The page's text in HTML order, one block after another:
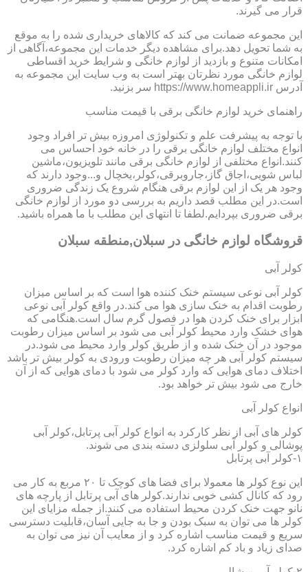
قرار می گیرند.
این مجموعه ضمانت می کند که کالاهای خریداری شده را به موقع
به شما تحویل دهد.برای مشاهده دیگر خدمات این مجموعه،آگاهی از
امکانات متنوع و بازدید از لوازم خانگی و شرایط خرید اقساطی
لوازم خانگی مورد نظرتان بهتر است به وب سایت این مجموعه به
آدرس https://www.homeappli.ir سر بزنید.
راهنمای خرید لوازم خانگی برقی با قیمت مناسب
با توجه به پیشرفت علم و تکنولوژی امروزه بیش تر افراد وجود
انواع مختلف لوازم خانگی برقی را در خانه خود احساس می
کنند.انواع مختلفی از لوازم خانگی برقی مانند تلویزیون،ماشین
لباس شویی،اجاق گاز،جاروبرقی،کولر،یخچال و...وجود دارند که
وجود هر یک از این لوازم برقی هنگام شروع یک زندگی ضروری
است.در این مطلب قصد داریم به بررسی دو مورد از لوازم خانگی
برقی ضروری بپردایم.لطفا تا انتهای این مطلب با ما همراه باشید.
قروشگاه لوازم خانگی در سبلان,منطقه سبلان
کولر آبی
کولر آبی نوعی سیستم خنک کننده هوا است که بر اساس میزان
رطوبت اقدام به خنک سازی هوا می کند.در واقع کولر آبی نوعی
ابزار برای خنک کردن هوا در فصول گرم سال است.هنگامی که
هوای خشک وارد محیط کولر آبی می شود بر اساس میزان رطوبت
موجود در آن خنک شده و از طریق کولر وارد محیط می شود.در
سیستم کولر آبی هر چه میزان رطوبت ورودی به کولر بیش تر باشد
اختلاف دمای هوایی که وارد کولر می شود با دمای هوایی که از آن
خارج می شود بیش تر خواهد بود.
انواع کولر آبی
کولر های آبی از نظر کارکرد به انواع کولر آبی پرتابل،کولر آبی
پوشالی و کولر آبی سلولزی دسته بندی می شوند.
۱-کولر آبی پرتابل
این نوع کولر ها معمولا برای فضا های کوچک تا ۲۰ مربع به کار می
رود که کانال کشی خوبی ندارند.کولر های آبی پرتابل از پارچه های
نانو جهت خنک کردن محیط استفاده می کنند.از جمله مزایای این
کولر ها می توان به سبک بودن و جا به جایی آسان،قابلیت دسترسی
سریع و قیمت مناسب اشاره کرد و از معایب آن نیز می توان به
صدای زیاد و باد کم اشاره کرد.